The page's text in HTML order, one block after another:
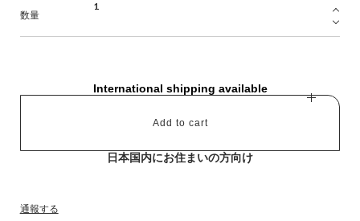
数量
International shipping available
Add to cart
日本国内にお住まいの方向け
通報する